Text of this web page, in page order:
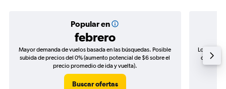
Popular en
febrero
Mayor demanda de vuelos basada en las búsquedas. Posible
subida de precios del 0% (aumento potencial de $6 sobre el
precio promedio de ida y vuelta).
Buscar ofertas
Los
de